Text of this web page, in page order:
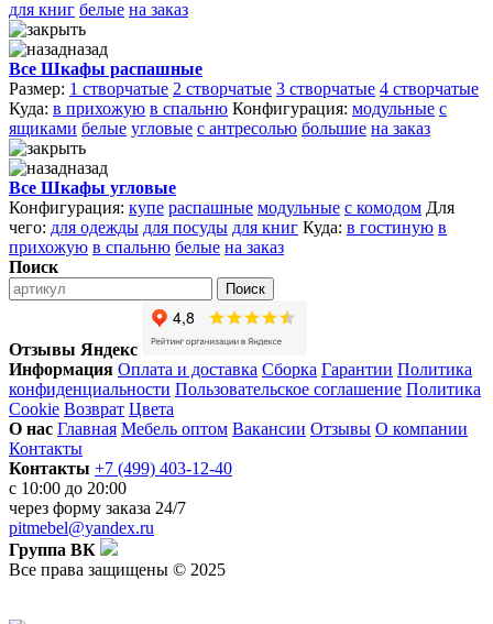
для книг белые на заказ
назад
Все Шкафы распашные
Размер: 1 створчатые 2 створчатые 3 створчатые 4 створчатые
Куда: в прихожую в спальню Конфигурация: модульные с
ящиками белые угловые с антресолью большие на заказ
назад
Все Шкафы угловые
Конфигурация: купе распашные модульные с комодом Для
чего: для одежды для посуды для книг Куда: в гостиную в
прихожую в спальню белые на заказ
Поиск
Поиск
Отзывы Яндекс
Информация Оплата и доставка Сборка Гарантии Политика
конфиденциальности Пользовательское соглашение Политика
Cookie Возврат Цвета
О нас Главная Мебель оптом Вакансии Отзывы О компании
Контакты
Контакты +7 (499) 403-12-40
с 10:00 до 20:00
через форму заказа 24/7
pitmebel@yandex.ru
Группа ВК
Все права защищены © 2025